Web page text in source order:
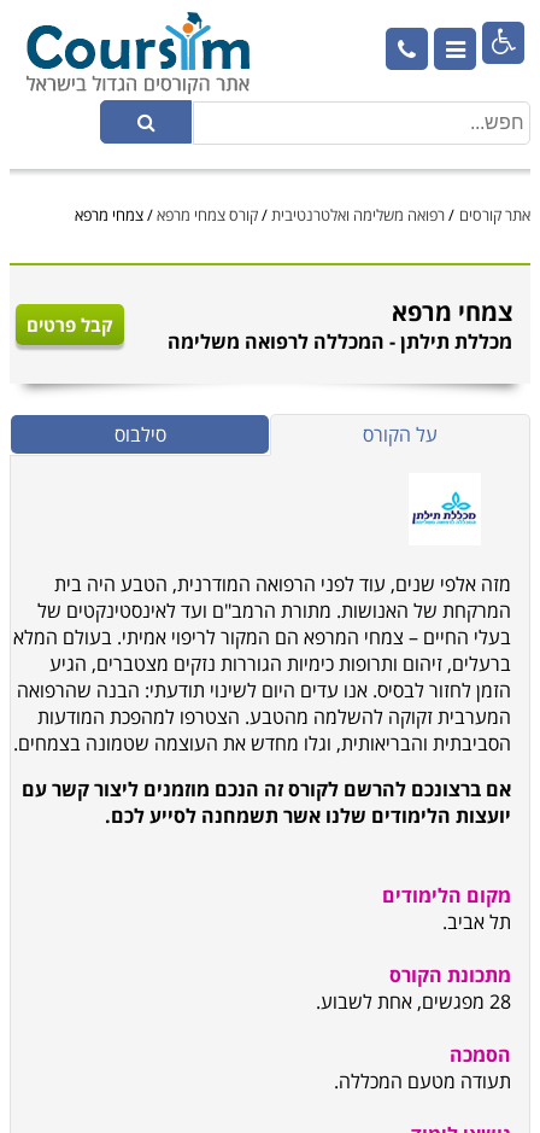

אתר קורסים /רפואה משלימה ואלטרנטיבית/קורס צמחי מרפא/צמחי מרפא
צמחי מרפא
מכללת תילתן - המכללה לרפואה משלימה
קבל פרטים
על הקורס סילבוס
מזה אלפי שנים, עוד לפני הרפואה המודרנית, הטבע היה בית
המרקחת של האנושות. מתורת הרמב"ם ועד לאינסטינקטים של
בעלי החיים – צמחי המרפא הם המקור לריפוי אמיתי. בעולם המלא
ברעלים, זיהום ותרופות כימיות הגוררות נזקים מצטברים, הגיע
הזמן לחזור לבסיס. אנו עדים היום לשינוי תודעתי: הבנה שהרפואה
המערבית זקוקה להשלמה מהטבע. הצטרפו למהפכת המודעות
הסביבתית והבריאותית, וגלו מחדש את העוצמה שטמונה בצמחים.
אם ברצונכם להרשם לקורס זה הנכם מוזמנים ליצור קשר עם
יועצות הלימודים שלנו אשר תשמחנה לסייע לכם.
מקום הלימודים
תל אביב.
מתכונת הקורס
28 מפגשים, אחת לשבוע.
הסמכה
תעודה מטעם המכללה.